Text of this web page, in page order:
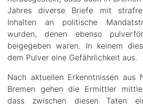
Jahres diverse Briefe mit
Inhalten an politische
wurden, denen ebenso
beigegeben waren. In keinem
dem Pulver eine Gefährlichkeit aus.
Nach aktuellen Erkenntnissen aus
Bremen gehen die Ermittler
dass zwischen diesen Taten